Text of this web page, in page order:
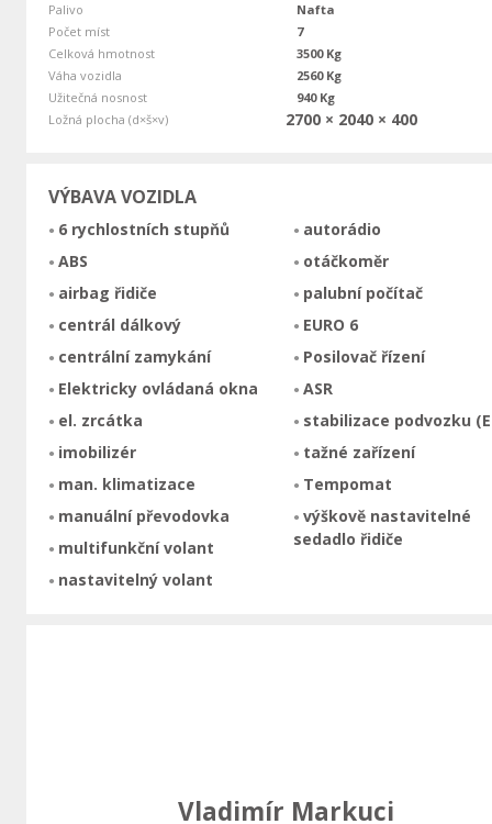
Palivo
Nafta
Počet míst
7
Celková hmotnost
3500 Kg
Váha vozidla
2560 Kg
Užitečná nosnost
940 Kg
Ložná plocha (d×š×v)
2700 × 2040 × 400
VÝBAVA VOZIDLA
6 rychlostních stupňů
ABS
airbag řidiče
centrál dálkový
centrální zamykání
Elektricky ovládaná okna
el. zrcátka
imobilizér
man. klimatizace
manuální převodovka
multifunkční volant
nastavitelný volant
autorádio
otáčkoměr
palubní počítač
EURO 6
Posilovač řízení
ASR
stabilizace podvozku
tažné zařízení
Tempomat
výškově nastavitelné
sedadlo řidiče
Vladimír Markuci